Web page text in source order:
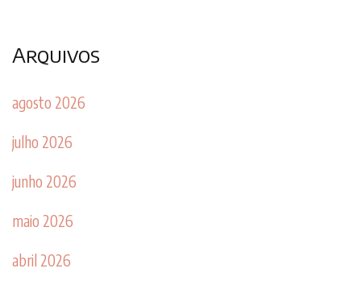
Arquivos
agosto 2026
julho 2026
junho 2026
maio 2026
abril 2026